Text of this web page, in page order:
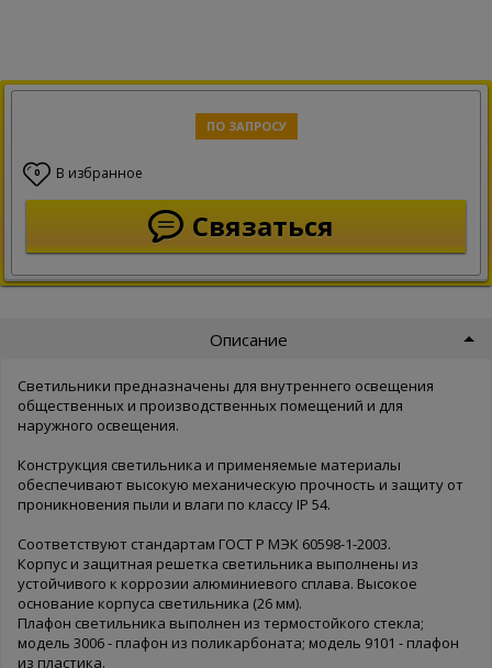
ПО ЗАПРОСУ
0 В избранное
Связаться
Описание
Светильники предназначены для внутреннего освещения
общественных и производственных помещений и для
наружного освещения.
Конструкция светильника и применяемые материалы
обеспечивают высокую механическую прочность и защиту от
проникновения пыли и влаги по классу IP 54.
Соответствуют стандартам ГОСТ Р МЭК 60598-1-2003.
Корпус и защитная решетка светильника выполнены из
устойчивого к коррозии алюминиевого сплава. Высокое
основание корпуса светильника (26 мм).
Плафон светильника выполнен из термостойкого стекла;
модель 3006 - плафон из поликарбоната; модель 9101 - плафон
из пластика.